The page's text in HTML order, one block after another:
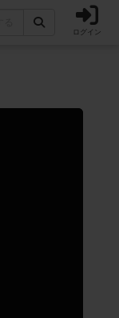
ログイン